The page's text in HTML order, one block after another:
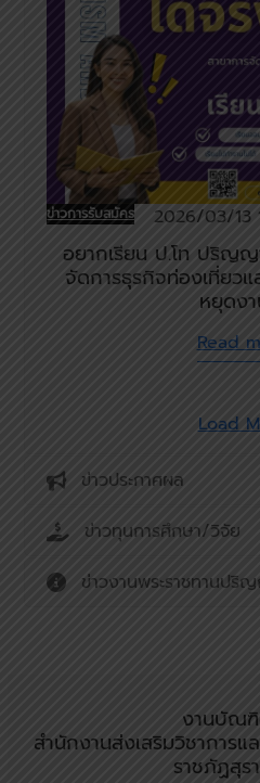
ข่าวการรับสมัคร 2026/03/13
อยากเรียน ป.โท ปริญญ
จัดการธุรกิจท่องเที่ยว
หยุดง
Read
Load
ข่าวประกาศผล
ข่าวทุนการศึกษา/วิจัย
ข่าวงานพระราชทานปริ
งานบัณ
สำนักงานส่งเสริมวิชาการแ
ราชภัฏสุร